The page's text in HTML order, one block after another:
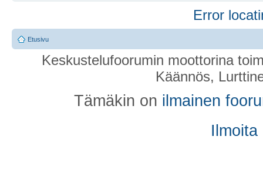
Error
Etusivu
Keskustelufoorumin moottorina
Käännös,
Tämäkin on ilmainen